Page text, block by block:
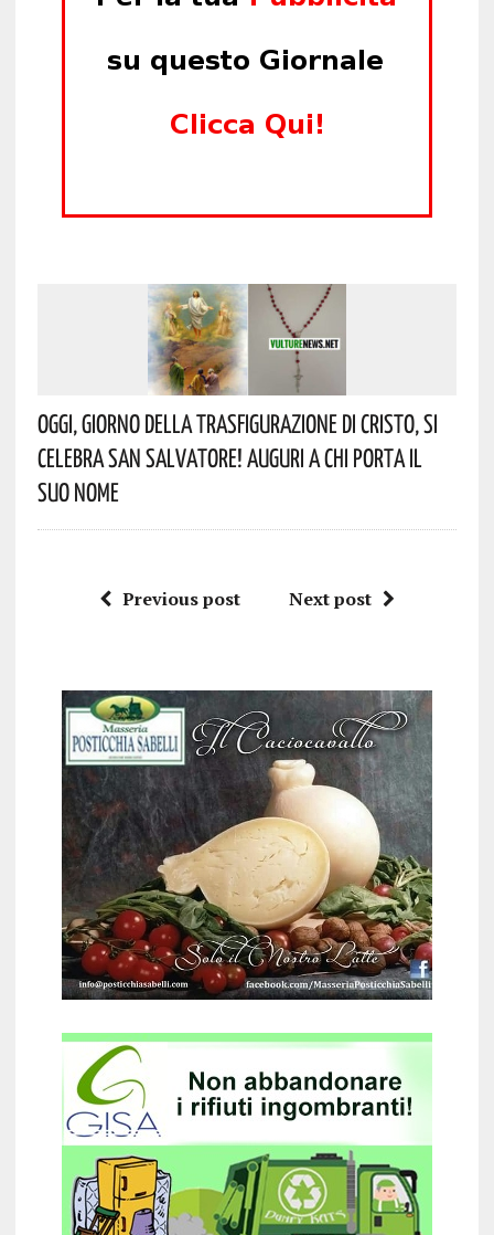
Oggi, Giorno Della Trasfigurazione Di Cristo, Si
Celebra San Salvatore! Auguri A Chi Porta Il
Suo Nome
Previous post Next post